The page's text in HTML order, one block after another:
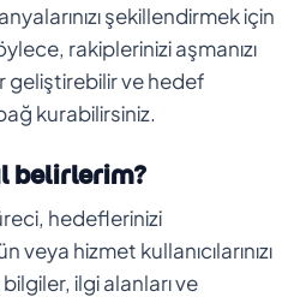
şekillendirmek için
rakiplerinizi aşmanızı
geliştirebilir ve hedef
kurabilirsiniz.
belirlerim?
hedeflerinizi
hizmet kullanıcılarınızı
ilgi alanları ve